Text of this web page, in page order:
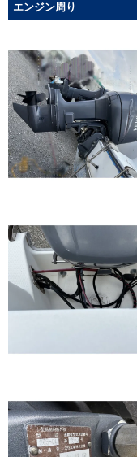
エンジン周り